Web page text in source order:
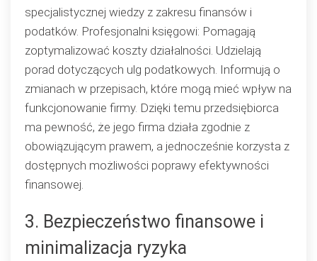
specjalistycznej wiedzy z zakresu finansów i
podatków. Profesjonalni księgowi: Pomagają
zoptymalizować koszty działalności. Udzielają
porad dotyczących ulg podatkowych. Informują o
zmianach w przepisach, które mogą mieć wpływ na
funkcjonowanie firmy. Dzięki temu przedsiębiorca
ma pewność, że jego firma działa zgodnie z
obowiązującym prawem, a jednocześnie korzysta z
dostępnych możliwości poprawy efektywności
finansowej.
3. Bezpieczeństwo finansowe i
minimalizacja ryzyka